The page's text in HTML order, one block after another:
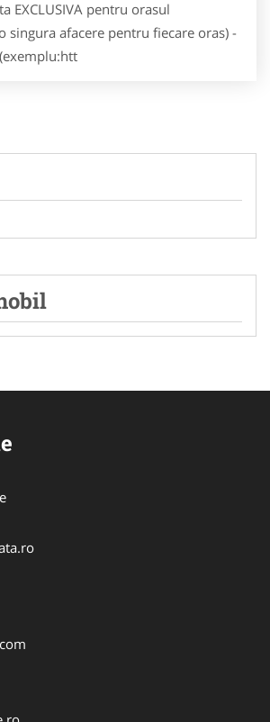
EXCLUSIVA pentru orasul
singura afacere pentru fiecare oras) -